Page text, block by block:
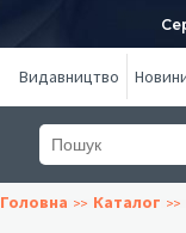
Видавництво
Головна Каталог